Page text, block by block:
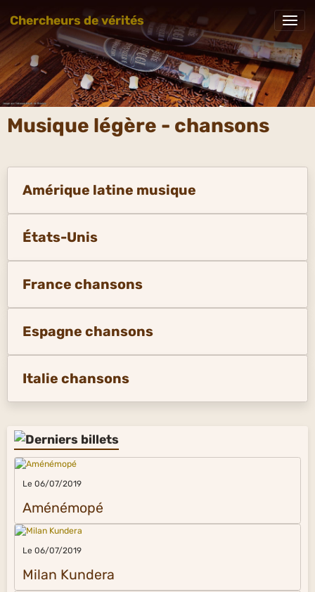
Chercheurs de vérités
Musique légère - chansons
Amérique latine musique
États-Unis
France chansons
Espagne chansons
Italie chansons
Le 06/07/2019
Aménémopé
Le 06/07/2019
Milan Kundera